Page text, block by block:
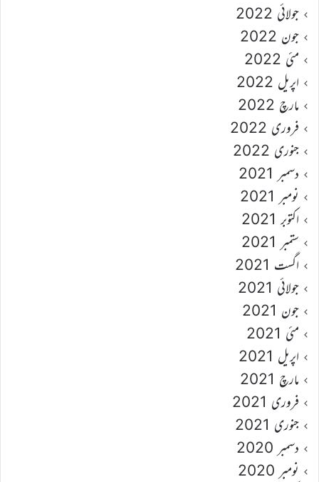
جولائی 2022
جون 2022
مئی 2022
اپریل 2022
مارچ 2022
فروری 2022
جنوری 2022
دسمبر 2021
نومبر 2021
اکتوبر 2021
ستمبر 2021
اگست 2021
جولائی 2021
جون 2021
مئی 2021
اپریل 2021
مارچ 2021
فروری 2021
جنوری 2021
دسمبر 2020
نومبر 2020